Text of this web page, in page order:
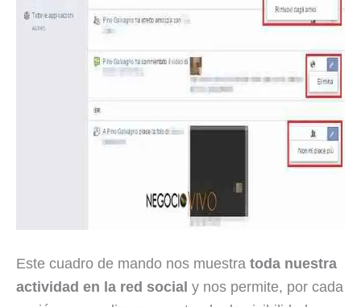
Este cuadro de mando nos muestra toda nuestra
actividad en la red social y nos permite, por cada